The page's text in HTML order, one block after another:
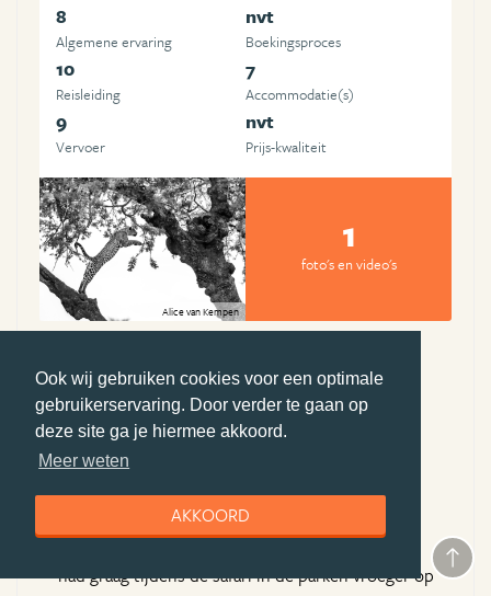
Ook wij gebruiken cookies voor een optimale
gebruikerservaring. Door verder te gaan op
deze site ga je hiermee akkoord.
Meer weten
AKKOORD
8
Algemene ervaring
nvt
Boekingsproces
10
Reisleiding
7
Accommodatie(s)
9
Vervoer
nvt
Prijs-kwaliteit
Alice van Kempen
1
foto's en video's
Pluspunten Djoser
uitstekende gidsen
prima accommodaties
mooi reis programma
Minpunten Djoser
had graag tijdens de safari in de parken vroeger op